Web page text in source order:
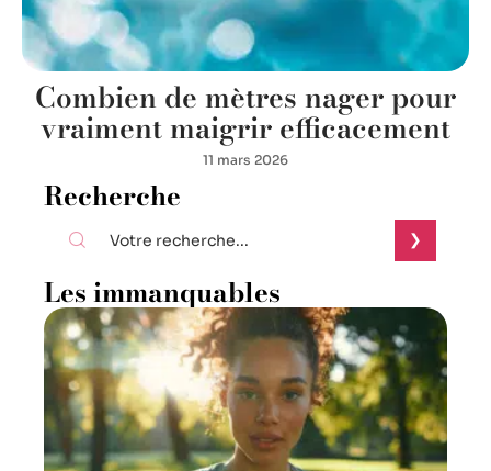
Combien de mètres nager pour
vraiment maigrir efficacement
11 mars 2026
Recherche
Les immanquables